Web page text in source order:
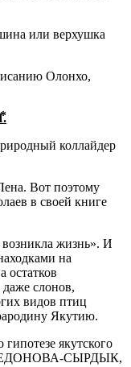
или верхушка
Олонхо,
.
коллайдер
Вот поэтому
в своей книге
жизнь». И
на
остатков
слонов,
видов птиц
Якутию.
якутского
СЫРДЫК,